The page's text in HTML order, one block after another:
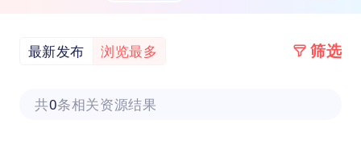
最新发布 浏览最多 筛选
共0条相关资源结果